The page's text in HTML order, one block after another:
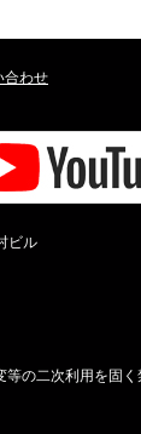
合わせ
ビル
の二次利用を固